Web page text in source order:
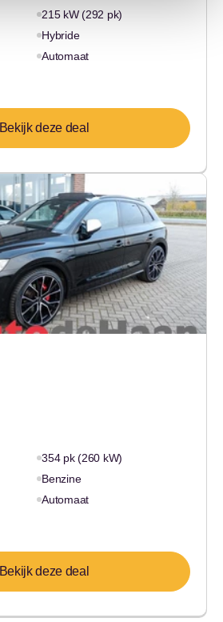
215 kW (292 pk)
Hybride
Automaat
Bekijk deze deal
354 pk (260 kW)
Benzine
Automaat
Bekijk deze deal